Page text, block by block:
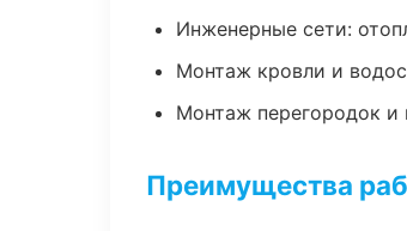
Инженерные сети:
Монтаж кровли и
Монтаж перегородок и
Преимущества